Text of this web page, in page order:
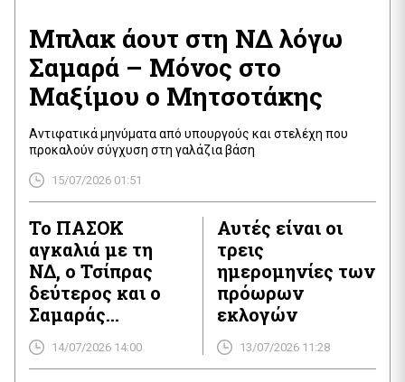
Μπλακ άουτ στη ΝΔ λόγω
Σαμαρά – Μόνος στο
Μαξίμου ο Μητσοτάκης
Αντιφατικά μηνύματα από υπουργούς και στελέχη που
προκαλούν σύγχυση στη γαλάζια βάση
15/07/2026 01:51
Το ΠΑΣΟΚ
αγκαλιά με τη
ΝΔ, ο Τσίπρας
δεύτερος και ο
Σαμαράς
ρυθμιστής στη
δεξιά14/07/2026 14:00
Αυτές είναι οι
τρεις
ημερομηνίες των
πρόωρων
εκλογών
13/07/2026 11:28